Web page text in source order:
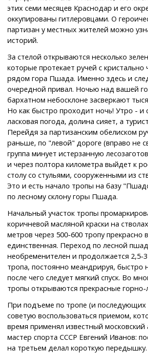
этих семи месяцев Краснодар и его
оккупированы гитлеровцами. О
партизан у местных жителей можно
историй.
За стелой открываются несколько
которые протекает ручей с кристально
рядом гора Пшада. Именно здесь и
очередной привал. Ночью над вашей
бархатном небосклоне засверкают
Но как быстро проходит ночь! Утро - и
ласковая погода, долина сияет, а
Перейдя за партизанским обелиском
раньше, по "левой" дороге (вправо не
группа минует истерзанную
и через полтора километра выйдет к
столу со стульями, сооруженными из
Это и есть начало тропы на базу
по лесному склону горы Пшада.
Начальный участок тропы
коричневой масляной краски на
метров через 500-600 тропу прекрасно
единственная. Переход по лесной
необременителен и продолжается 2,5-3
тропа, постоянно меандрируя, быстро
после чего следует мягкий спуск. Во
тропы открываются прекрасные
При подъеме по тропе (и
советую воспользоваться приемом,
время применял известный московский
мастер спорта СССР Евгений Иванов:
на третьем делал короткую